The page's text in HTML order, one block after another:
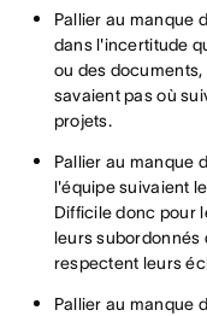
Pallier au manque
dans l'incertitude
ou des
savaient pas où
projets.
Pallier au manque
l'équipe suivaient
Difficile donc pour
leurs subordonnés
respectent leurs
Pallier au manque